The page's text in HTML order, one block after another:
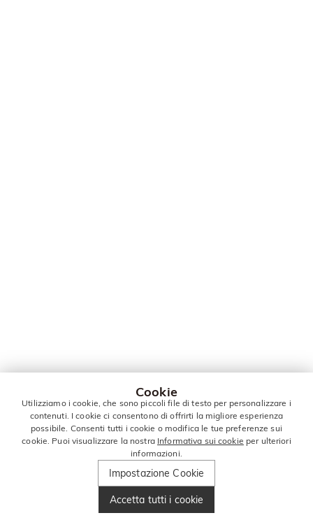
Cookie
Utilizziamo i cookie, che sono piccoli file di testo per personalizzare i
contenuti. I cookie ci consentono di offrirti la migliore esperienza
possibile. Consenti tutti i cookie o modifica le tue preferenze sui
cookie. Puoi visualizzare la nostra Informativa sui cookie per ulteriori
informazioni.
Impostazione Cookie
Accetta tutti i cookie